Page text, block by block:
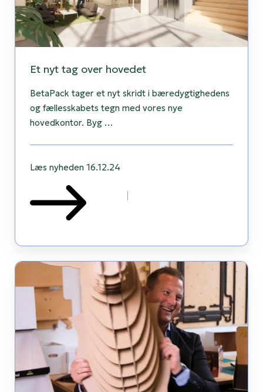
Et nyt tag over hovedet
BetaPack tager et nyt skridt i bæredygtighedens
og fællesskabets tegn med vores nye
hovedkontor. Byg …
Læs nyheden 16.12.24
Behind
the
scenes
vores
salgschef,